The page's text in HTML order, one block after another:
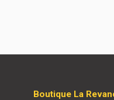
Boutique La